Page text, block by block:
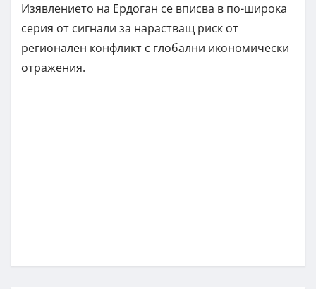
Изявлението на Ердоган се вписва в по-широка
серия от сигнали за нарастващ риск от
регионален конфликт с глобални икономически
отражения.